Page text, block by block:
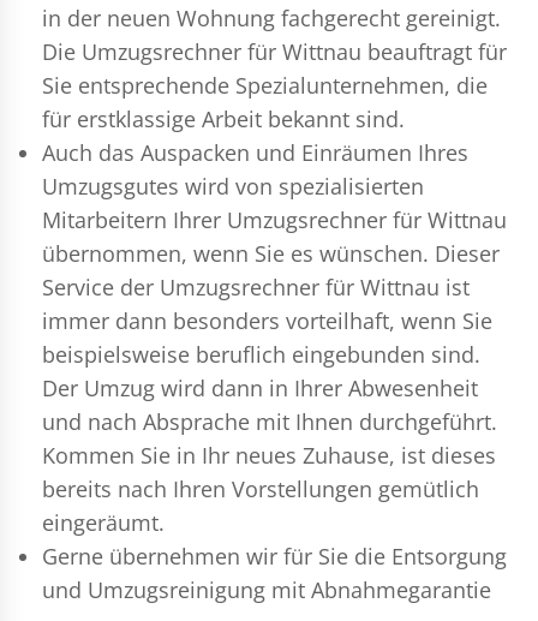
in der neuen Wohnung fachgerecht gereinigt.
Die Umzugsrechner für Wittnau beauftragt für
Sie entsprechende Spezialunternehmen, die
für erstklassige Arbeit bekannt sind.
Auch das Auspacken und Einräumen Ihres
Umzugsgutes wird von spezialisierten
Mitarbeitern Ihrer Umzugsrechner für Wittnau
übernommen, wenn Sie es wünschen. Dieser
Service der Umzugsrechner für Wittnau ist
immer dann besonders vorteilhaft, wenn Sie
beispielsweise beruflich eingebunden sind.
Der Umzug wird dann in Ihrer Abwesenheit
und nach Absprache mit Ihnen durchgeführt.
Kommen Sie in Ihr neues Zuhause, ist dieses
bereits nach Ihren Vorstellungen gemütlich
eingeräumt.
Gerne übernehmen wir für Sie die Entsorgung
und Umzugsreinigung mit Abnahmegarantie